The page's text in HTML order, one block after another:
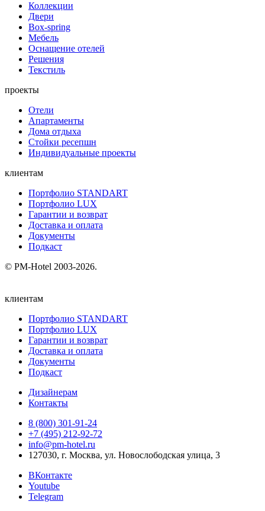
Коллекции
Двери
Box-spring
Мебель
Оснащение отелей
Решения
Текстиль
проекты
Отели
Апартаменты
Дома отдыха
Стойки ресепшн
Индивидуальные проекты
клиентам
Портфолио STANDART
Портфолио LUX
Гарантии и возврат
Доставка и оплата
Документы
Подкаст
© PM-Hotel 2003-2026.
клиентам
Портфолио STANDART
Портфолио LUX
Гарантии и возврат
Доставка и оплата
Документы
Подкаст
Дизайнерам
Контакты
8 (800) 301‑91‑24
+7 (495) 212‑92‑72
info@pm-hotel.ru
127030, г. Москва, ул. Новослободская улица, 3
ВКонтакте
Youtube
Telegram